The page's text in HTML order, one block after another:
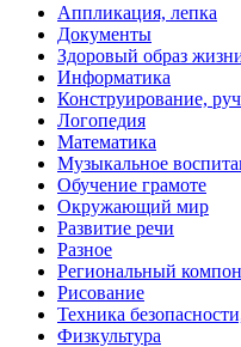
Аппликация, лепка
Документы
Здоровый образ
Информатика
Конструирование,
Логопедия
Математика
Музыкальное
Обучение грамоте
Окружающий мир
Развитие речи
Разное
Региональный
Рисование
Техника
Физкультура